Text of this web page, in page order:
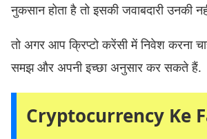
नुकसान होता है तो इसकी जवाबदारी उनकी
तो अगर आप क्रिप्टो करेंसी में निवेश करना
समझ और अपनी इच्छा अनुसार कर सकते हैं.
Cryptocurrency Ke